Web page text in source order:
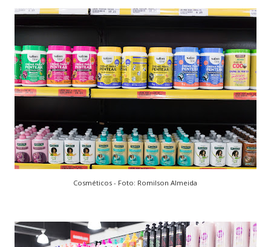
Cosméticos - Foto: Romilson Almeida